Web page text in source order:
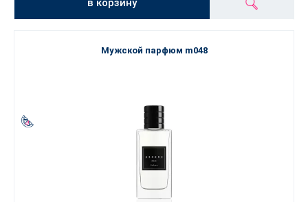
в корзину
Мужской парфюм m048